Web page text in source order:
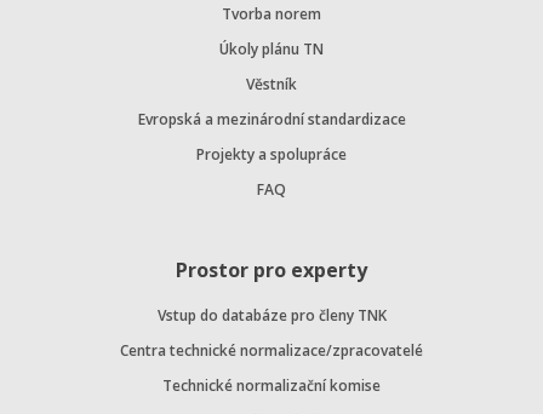
Tvorba norem
Úkoly plánu TN
Věstník
Evropská a mezinárodní standardizace
Projekty a spolupráce
FAQ
Prostor pro experty
Vstup do databáze pro členy TNK
Centra technické normalizace/zpracovatelé
Technické normalizační komise